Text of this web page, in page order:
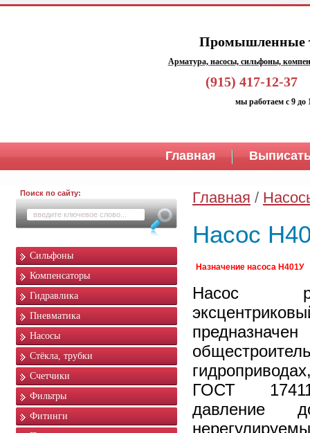
Промышленные
Арматура, насосы, сильфоны,
(915) 417-
мы работаем с 9 до
Главная
Поиск по сайту:
Сильфоны
Компенсаторы
Гидравлика
Пневматика
Насосы
Стёкла, трубки
Счетчики
Фильтры
Фитинги
Главная /
Насос
Назначение насоса Н401У
Насос
ГОСТ